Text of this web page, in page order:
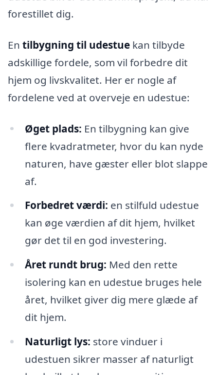
forestillet dig.
En tilbygning til udestue kan tilbyde
adskillige fordele, som vil forbedre dit
hjem og livskvalitet. Her er nogle af
fordelene ved at overveje en udestue:
Øget plads: En tilbygning kan give
flere kvadratmeter, hvor du kan nyde
naturen, have gæster eller blot slappe
af.
Forbedret værdi: en stilfuld udestue
kan øge værdien af dit hjem, hvilket
gør det til en god investering.
Året rundt brug: Med den rette
isolering kan en udestue bruges hele
året, hvilket giver dig mere glæde af
dit hjem.
Naturligt lys: store vinduer i
udestuen sikrer masser af naturligt